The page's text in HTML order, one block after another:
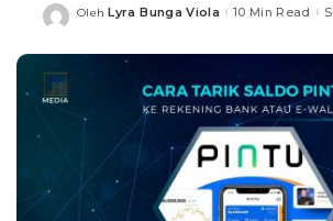
Posted
Oleh Lyra Bunga Viola 10 Min Read